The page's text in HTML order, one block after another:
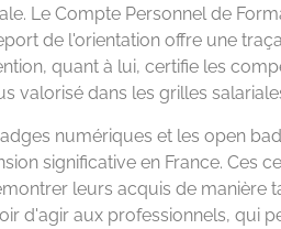
Le Compte Personnel de
de l'orientation offre une
quant à lui, certifie les
valorisé dans les grilles
numériques et les open
significative en France. Ces
leurs acquis de manière
d'agir aux professionnels, qui